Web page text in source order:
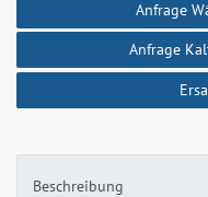
Beschreibung
Anfrage
Anfrage